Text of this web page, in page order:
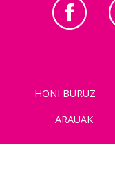
HONI BURUZ
ARAUAK